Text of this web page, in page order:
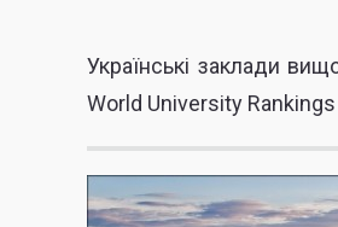
Українські заклади
World University